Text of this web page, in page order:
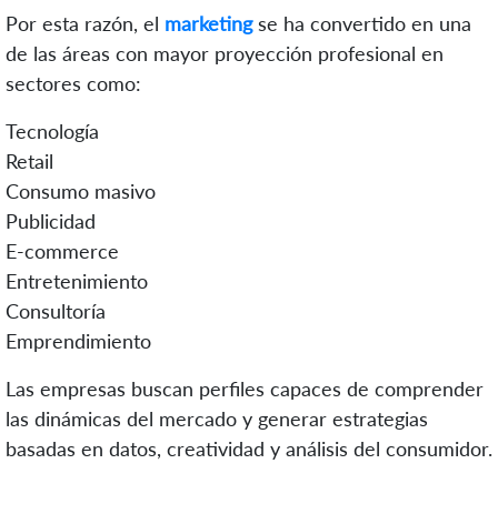
Por esta razón, el marketingse ha convertido en una
de las áreas con mayor proyección profesional en
sectores como:
Tecnología
Retail
Consumo masivo
Publicidad
E-commerce
Entretenimiento
Consultoría
Emprendimiento
Las empresas buscan perfiles capaces de comprender
las dinámicas del mercado y generar estrategias
basadas en datos, creatividad y análisis del consumidor.